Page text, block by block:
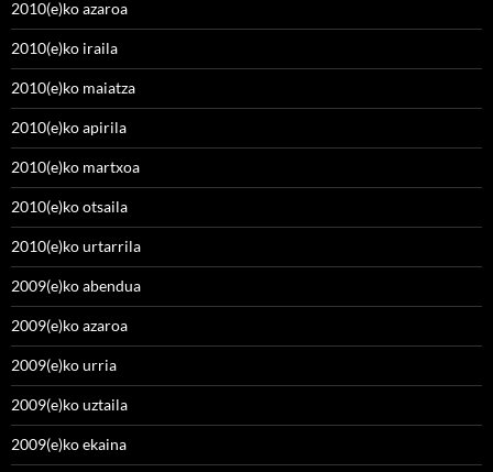
2010(e)ko azaroa
2010(e)ko iraila
2010(e)ko maiatza
2010(e)ko apirila
2010(e)ko martxoa
2010(e)ko otsaila
2010(e)ko urtarrila
2009(e)ko abendua
2009(e)ko azaroa
2009(e)ko urria
2009(e)ko uztaila
2009(e)ko ekaina